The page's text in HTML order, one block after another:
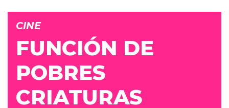
CINE
FUNCIÓN DE
POBRES
CRIATURAS